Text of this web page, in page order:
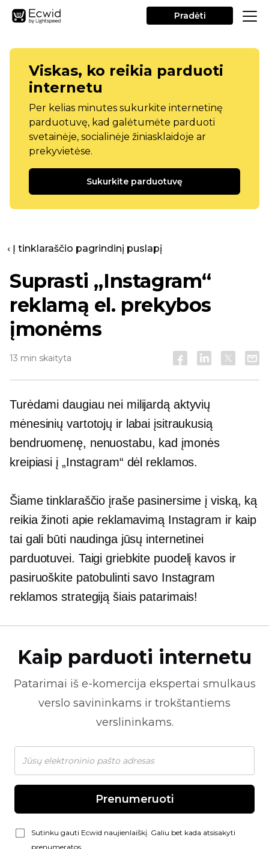
Pradėti
Viskas, ko reikia parduoti
internetu
Per kelias minutes sukurkite internetinę
parduotuvę, kad galėtumėte parduoti
svetainėje, socialinėje žiniasklaidoje ar
prekyvietėse.
Sukurkite parduotuvę
‹ Į tinklaraščio pagrindinį puslapį
Suprasti „Instagram“
reklamą el. prekybos
įmonėms
13 min skaityta
Turėdami daugiau nei milijardą aktyvių
mėnesinių vartotojų ir labai įsitraukusią
bendruomenę, nenuostabu, kad įmonės
kreipiasi į „Instagram“ dėl reklamos.
Šiame tinklaraščio įraše pasinersime į viską, ką
reikia žinoti apie reklamavimą Instagram ir kaip
tai gali būti naudinga jūsų internetinei
parduotuvei. Taigi griebkite puodelį kavos ir
pasiruoškite patobulinti savo Instagram
reklamos strategiją šiais patarimais!
Kaip parduoti internetu
Patarimai iš e-komercija ekspertai smulkaus
verslo savininkams ir trokštantiems
verslininkams.
Prenumeruoti
Sutinku gauti Ecwid naujienlaiškį. Galiu bet kada atsisakyti
prenumeratos.